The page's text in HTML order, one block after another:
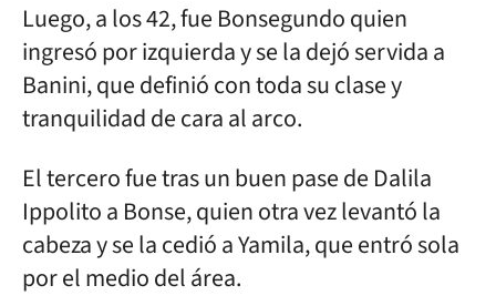
Luego, a los 42, fue Bonsegundo quien
ingresó por izquierda y se la dejó servida a
Banini, que definió con toda su clase y
tranquilidad de cara al arco.
El tercero fue tras un buen pase de Dalila
Ippolito a Bonse, quien otra vez levantó la
cabeza y se la cedió a Yamila, que entró sola
por el medio del área.